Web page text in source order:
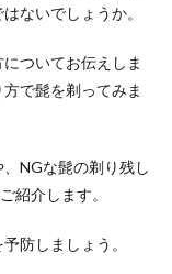
ないでしょうか。
ついてお伝えしま
で髭を剃ってみま
NGな髭の剃り残し
紹介します。
防しましょう。